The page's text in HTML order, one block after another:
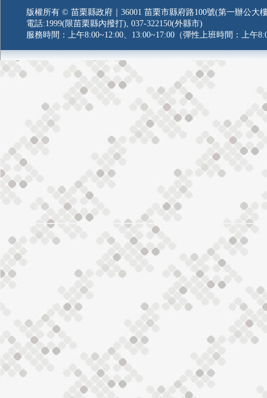
版權所有 © 苗栗縣政府｜36001 苗栗市縣府路100號(第一辦公大
電話:1999(限苗栗縣內撥打), 037-322150(外縣市)
服務時間：上午8:00~12:00、13:00~17:00（彈性上班時間：上午